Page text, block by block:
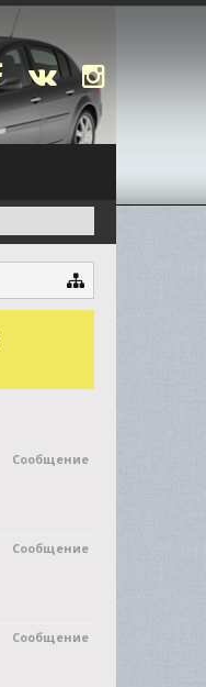
Сообщение
Сообщение
Сообщение